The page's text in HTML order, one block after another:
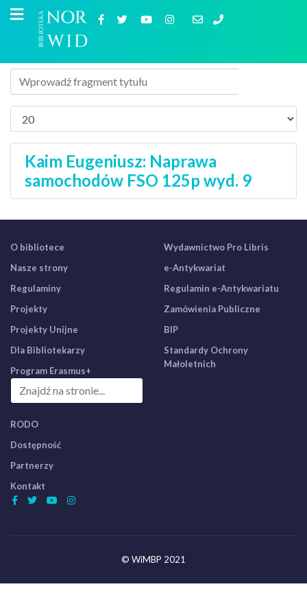
Kaim Eugeniusz: Naprawa
samochodów FSO 125p wyd. 9
O bibliotece
Nasze strony
Regulaminy
Projekty
Projekty Unijne
Dla Bibliotekarzy
Program Erasmus+
Wydawnictwo Pro Libris
e-Antykwariat
Regulamin e-Antykwariatu
Zamówienia Publiczne
BIP
Standardy Ochrony
Małoletnich
RODO
Dostępność
Partnerzy
Kontakt
© WiMBP 2021